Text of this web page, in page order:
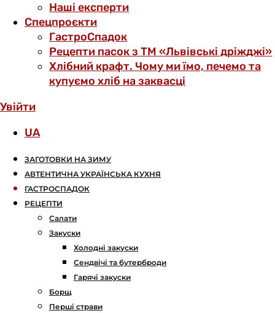
Наші експерти
Спецпроєкти
ГастроСпадок
Рецепти пасок з ТМ «Львівські дріжджі»
Хлібний крафт. Чому ми їмо, печемо та
купуємо хліб на заквасці
Увійти
UA
ЗАГОТОВКИ НА ЗИМУ
АВТЕНТИЧНА УКРАЇНСЬКА КУХНЯ
ГАСТРОСПАДОК
РЕЦЕПТИ
Салати
Закуски
Холодні закуски
Сендвічі та бутерброди
Гарячі закуски
Борщ
Перші страви